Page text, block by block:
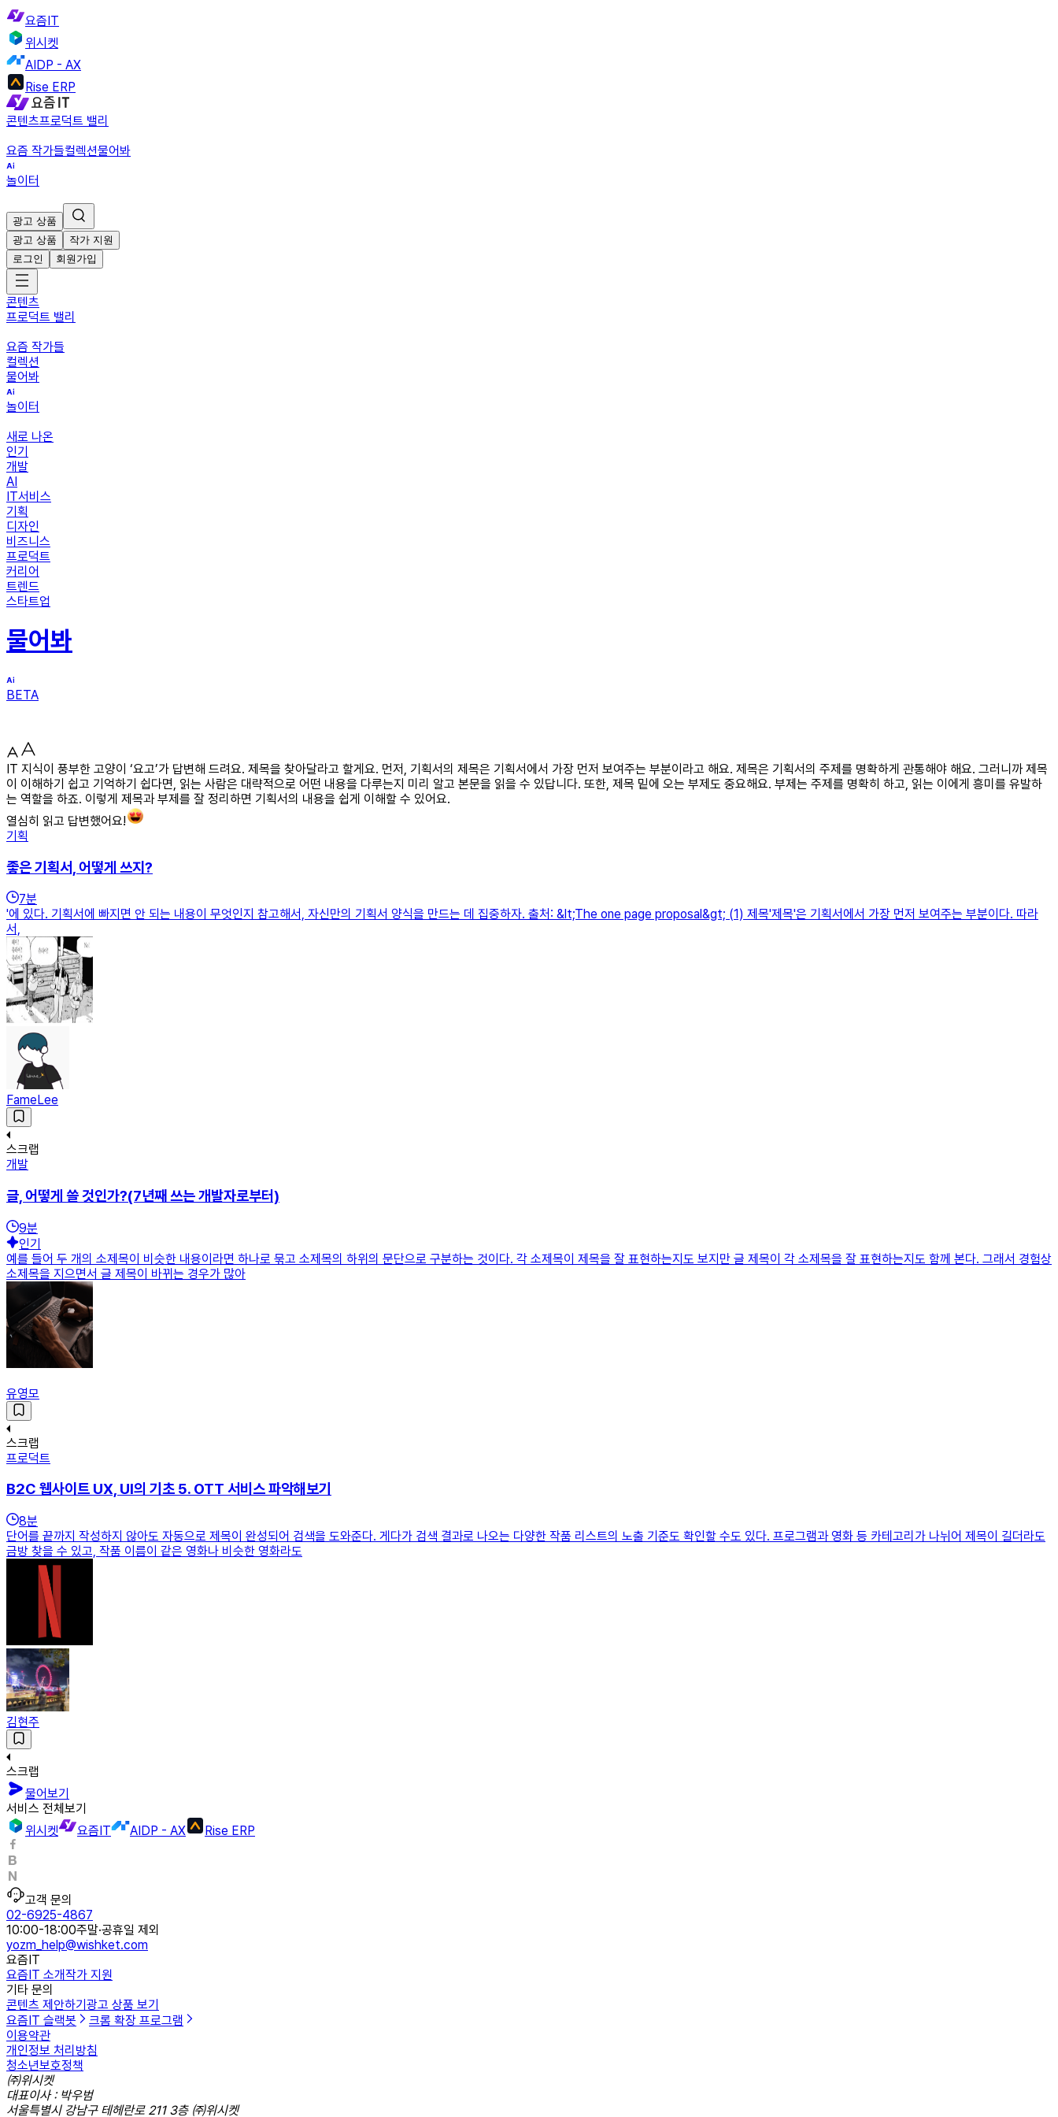
요즘IT
위시켓
AIDP - AX
Rise ERP
콘텐츠프로덕트 밸리
요즘 작가들컬렉션물어봐
놀이터
광고 상품
광고 상품
작가 지원
로그인
회원가입
콘텐츠
프로덕트 밸리
요즘 작가들
컬렉션
물어봐
놀이터
새로 나온
인기
개발
AI
IT서비스
기획
디자인
비즈니스
프로덕트
커리어
트렌드
스타트업
물어봐
BETA
IT 지식이 풍부한 고양이 ‘요고’가 답변해 드려요. 제목을 찾아달라고 할게요. 먼저, 기획서의 제목은 기획서에서 가장 먼저 보여주는 부분이라고 해요. 제목은 기획서의 주제를 명확하게 관통해야 해요. 그러니까 제목
이 이해하기 쉽고 기억하기 쉽다면, 읽는 사람은 대략적으로 어떤 내용을 다루는지 미리 알고 본문을 읽을 수 있답니다. 또한, 제목 밑에 오는 부제도 중요해요. 부제는 주제를 명확히 하고, 읽는 이에게 흥미를 유발하
는 역할을 하죠. 이렇게 제목과 부제를 잘 정리하면 기획서의 내용을 쉽게 이해할 수 있어요.
열심히 읽고 답변했어요!
기획
좋은 기획서, 어떻게 쓰지?
7분
'에 있다. 기획서에 빠지면 안 되는 내용이 무엇인지 참고해서, 자신만의 기획서 양식을 만드는 데 집중하자. 출처: &lt;The one page proposal&gt; (1) 제목'제목'은 기획서에서 가장 먼저 보여주는 부분이다. 따라
서,
FameLee
스크랩
개발
글, 어떻게 쓸 것인가?(7년째 쓰는 개발자로부터)
9분
인기
예를 들어 두 개의 소제목이 비슷한 내용이라면 하나로 묶고 소제목의 하위의 문단으로 구분하는 것이다. 각 소제목이 제목을 잘 표현하는지도 보지만 글 제목이 각 소제목을 잘 표현하는지도 함께 본다. 그래서 경험상
소제목을 지으면서 글 제목이 바뀌는 경우가 많아
유영모
스크랩
프로덕트
B2C 웹사이트 UX, UI의 기초 5. OTT 서비스 파악해보기
8분
단어를 끝까지 작성하지 않아도 자동으로 제목이 완성되어 검색을 도와준다. 게다가 검색 결과로 나오는 다양한 작품 리스트의 노출 기준도 확인할 수도 있다. 프로그램과 영화 등 카테고리가 나뉘어 제목이 길더라도
금방 찾을 수 있고, 작품 이름이 같은 영화나 비슷한 영화라도
김현주
스크랩
물어보기
서비스 전체보기
위시켓
요즘IT AIDP - AX Rise ERP
고객 문의
02-6925-4867
10:00-18:00주말·공휴일 제외
yozm_help@wishket.com
요즘IT
요즘IT 소개작가 지원
기타 문의
콘텐츠 제안하기 광고 상품 보기
요즘IT 슬랙봇
크롬 확장 프로그램
이용약관
개인정보 처리방침
청소년보호정책
㈜위시켓
대표이사 : 박우범
서울특별시 강남구 테헤란로 211 3층 ㈜위시켓